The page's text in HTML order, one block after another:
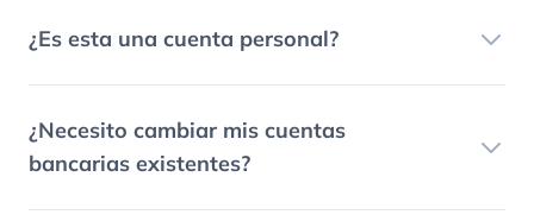
¿Es esta una cuenta personal?
¿Necesito cambiar mis cuentas
bancarias existentes?